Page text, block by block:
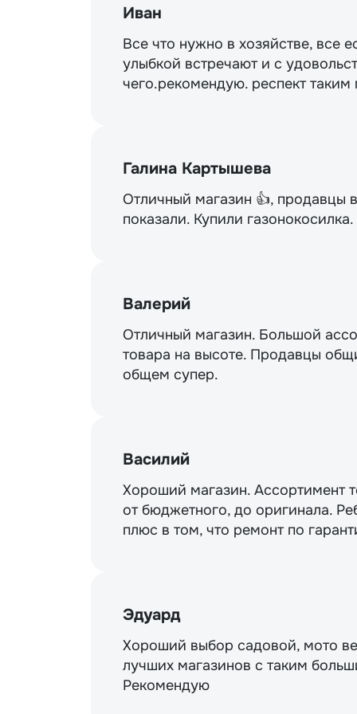
Иван
Все что нужно в хозяйстве, все
улыбкой встречают и с
чего.рекомендую. респект
Галина Картышева
Отличный магазин 👍, продавцы
показали. Купили
Валерий
Отличный магазин. Большой
товара на высоте. Продавцы
общем супер.
Василий
Хороший магазин. Ассортимент
от бюджетного, до оригинала.
плюс в том, что ремонт по
Эдуард
Хороший выбор садовой, мото
лучших магазинов с таким
Рекомендую